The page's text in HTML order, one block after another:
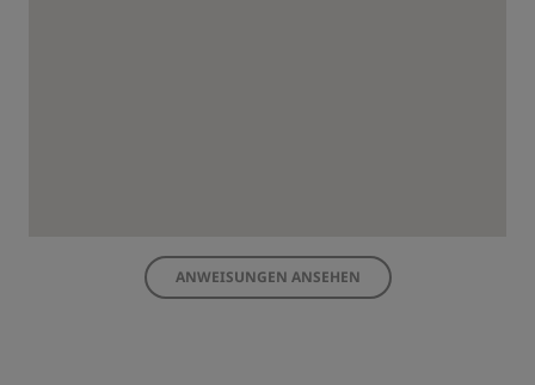
ANWEISUNGEN ANSEHEN